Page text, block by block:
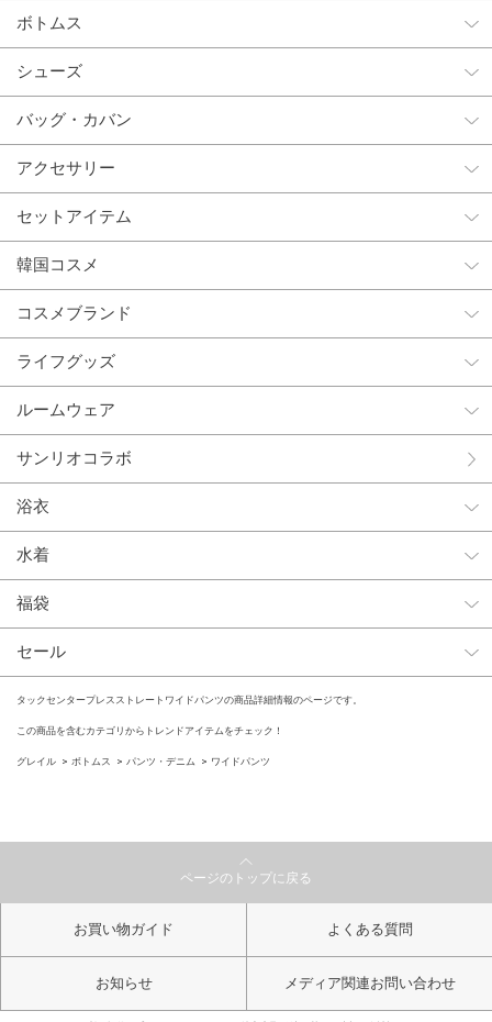
ボトムス
シューズ
バッグ・カバン
アクセサリー
セットアイテム
韓国コスメ
コスメブランド
ライフグッズ
ルームウェア
サンリオコラボ
浴衣
水着
福袋
セール
タックセンタープレスストレートワイドパンツの商品詳細情報のページです。
この商品を含むカテゴリからトレンドアイテムをチェック！
グレイル ボトムス パンツ・デニム ワイドパンツ
ページのトップに戻る
お買い物ガイド よくある質問
お知らせ メディア関連お問い合わせ